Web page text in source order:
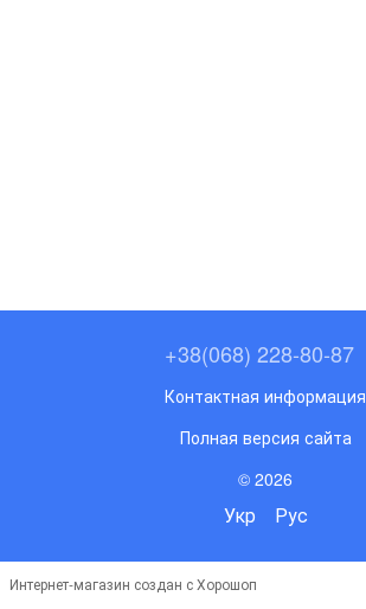
+38(068) 228-80-87
Контактная информация
Полная версия сайта
© 2026
Укр Рус
Интернет-магазин создан с Хорошоп